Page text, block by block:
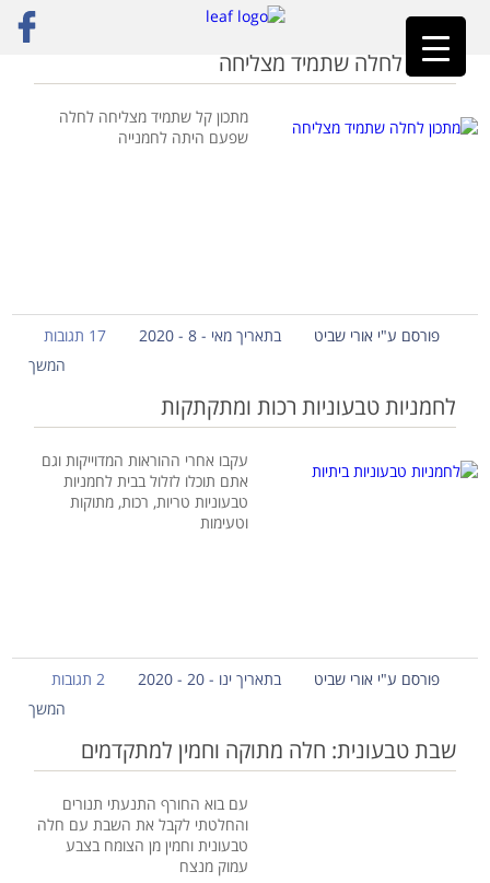
ראשי»חלה
מתכון לחלה שתמיד מצליחה
מתכון קל שתמיד מצליחה לחלה
שפעם היתה לחמנייה
פורסם ע"י אורי שביט בתאריך מאי - 8 - 2020
17 תגובות
המשך
לחמניות טבעוניות רכות ומתקתקות
עקבו אחרי ההוראות המדוייקות וגם
אתם תוכלו לזלול בבית לחמניות
טבעוניות טריות, רכות, מתוקות
וטעימות
פורסם ע"י אורי שביט בתאריך ינו - 20 - 2020
2 תגובות
המשך
שבת טבעונית: חלה מתוקה וחמין למתקדמים
עם בוא החורף התנעתי תנורים
והחלטתי לקבל את השבת עם חלה
טבעונית וחמין מן הצומח בצבע
עמוק מנצח